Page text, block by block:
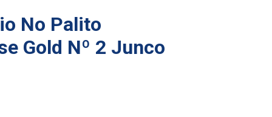
No Palito
Gold Nº 2 Junco